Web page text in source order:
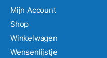
Mijn Account
Shop
Winkelwagen
Wensenlijstje